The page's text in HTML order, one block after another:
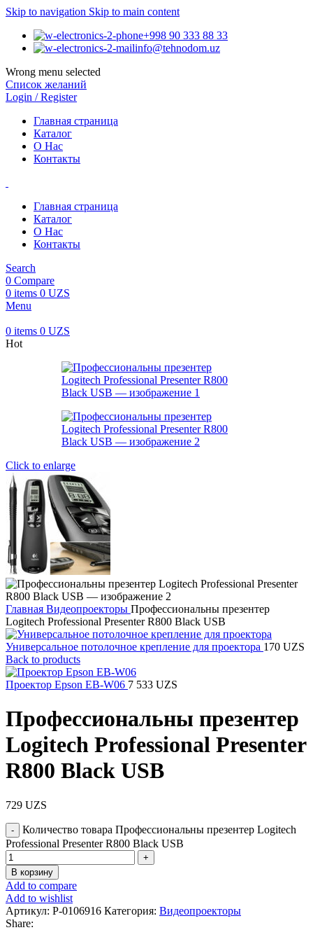
Skip to navigation Skip to main content
+998 90 333 88 33
info@tehnodom.uz
Wrong menu selected
Список желаний
Login / Register
Главная страница
Каталог
О Нас
Контакты
Главная страница
Каталог
О Нас
Контакты
Search
0 Compare
0 items 0 UZS
Menu
0 items 0 UZS
Hot
Click to enlarge
Главная Видеопроекторы Профессиональны презентер
Logitech Professional Presenter R800 Black USB
Универсальное потолочное крепление для проектора 170 UZS
Back to products
Проектор Epson EB-W06 7 533 UZS
Профессиональны презентер
Logitech Professional Presenter
R800 Black USB
729 UZS
Количество товара Профессиональны презентер Logitech
Professional Presenter R800 Black USB
В корзину
Add to compare
Add to wishlist
Артикул: P-0106916 Категория: Видеопроекторы
Share: